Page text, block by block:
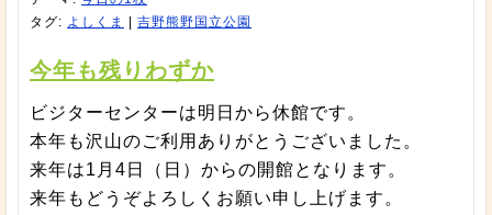
タグ: よしくま 吉野熊野国立公園
今年も残りわずか
ビジターセンターは明日から休館です。
本年も沢山のご利用ありがとうございました。
来年は1月4日（日）からの開館となります。
来年もどうぞよろしくお願い申し上げます。